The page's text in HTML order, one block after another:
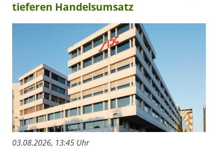
tieferen Handelsumsatz
03.08.2026, 13:45 Uhr